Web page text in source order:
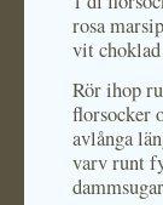
rosa
vit choklad
Rör ihop
florsocker
avlånga
varv runt